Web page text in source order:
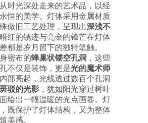
时光深处走来的艺术品，以经
恒的美学。灯体采用金属材质
做旧工艺处理，呈现出​​深浅不
的锈迹与亮金的锋芒在灯体
都是岁月留下的独特笔触。
密布的​​蜂巢状镂空孔洞​ ​，这些
不仅是装饰，更是​​光的魔术师​
部亮起，光线透过数百个孔洞
驳的光影​ ​，犹如阳光穿过树叶
绘出一幅温暖的光点画卷。灯
既保护了灯体结构，又为整体
美感。